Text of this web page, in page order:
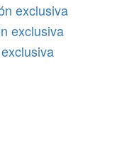
exclusiva
exclusiva